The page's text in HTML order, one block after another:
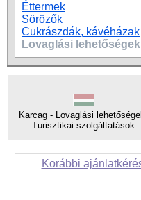
Éttermek
Sörözők
Cukrászdák, kávéházak
Lovaglási lehetőségek
Karcag - Lovaglási
Turisztikai szolgáltatások
Korábbi